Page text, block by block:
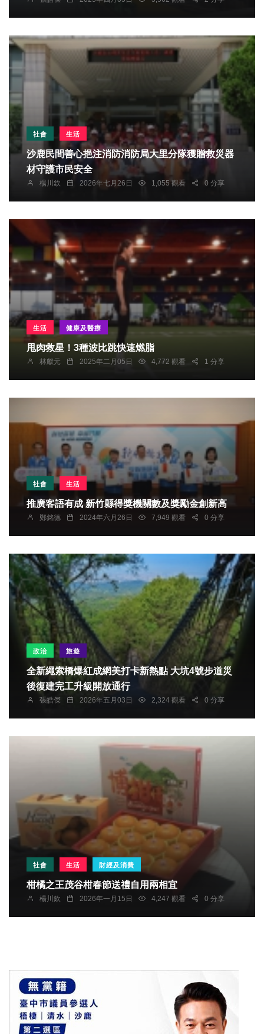
社會 生活
沙鹿民間善心挹注消防消防局大里分隊獲贈救災器
材守護市民安全
楊川欽 2026年七月26日 1,055 觀看 0 分享
生活 健康及醫療
甩肉救星！3種波比跳快速燃脂
林獻元 2025年二月05日 4,772 觀看 1 分享
社會 生活
推廣客語有成 新竹縣得獎機關數及獎勵金創新高
鄭銘德 2024年六月26日 7,949 觀看 0 分享
政治 旅遊
全新繩索橋爆紅成網美打卡新熱點 大坑4號步道災
後復建完工升級開放通行
張皓傑 2026年五月03日 2,324 觀看 0 分享
社會 生活 財經及消費
柑橘之王茂谷柑春節送禮自用兩相宜
楊川欽 2026年一月15日 4,247 觀看 0 分享